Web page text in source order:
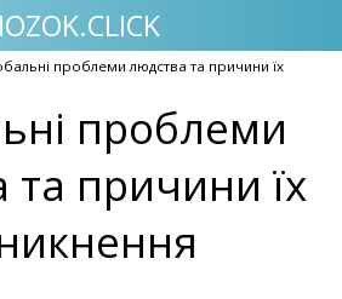
проблеми людства та причини їх
проблеми
та причини їх